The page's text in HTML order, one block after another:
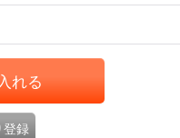
れる
登録